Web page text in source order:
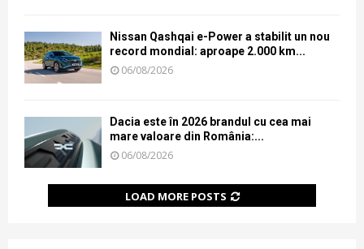
Nissan Qashqai e-Power a stabilit un nou
record mondial: aproape 2.000 km...
06/08/2026
Dacia este în 2026 brandul cu cea mai
mare valoare din România:...
06/08/2026
LOAD MORE POSTS